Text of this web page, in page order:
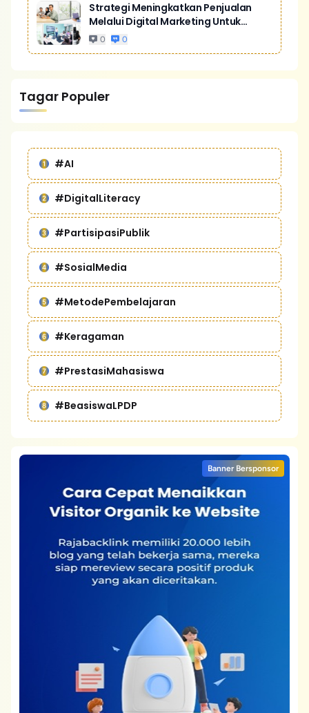
Strategi Meningkatkan Penjualan
Melalui Digital Marketing Untuk
Bisnis Yang Lebih Kompetitif
0 0
Tagar Populer
#AI
#DigitalLiteracy
#PartisipasiPublik
#SosialMedia
#MetodePembelajaran
#Keragaman
#PrestasiMahasiswa
#BeasiswaLPDP
Banner Bersponsor